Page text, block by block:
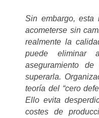
Sin embargo, esta
acometerse sin
realmente la
puede eliminar
aseguramiento
superarla.
teoría del “cero
Ello evita
costes de